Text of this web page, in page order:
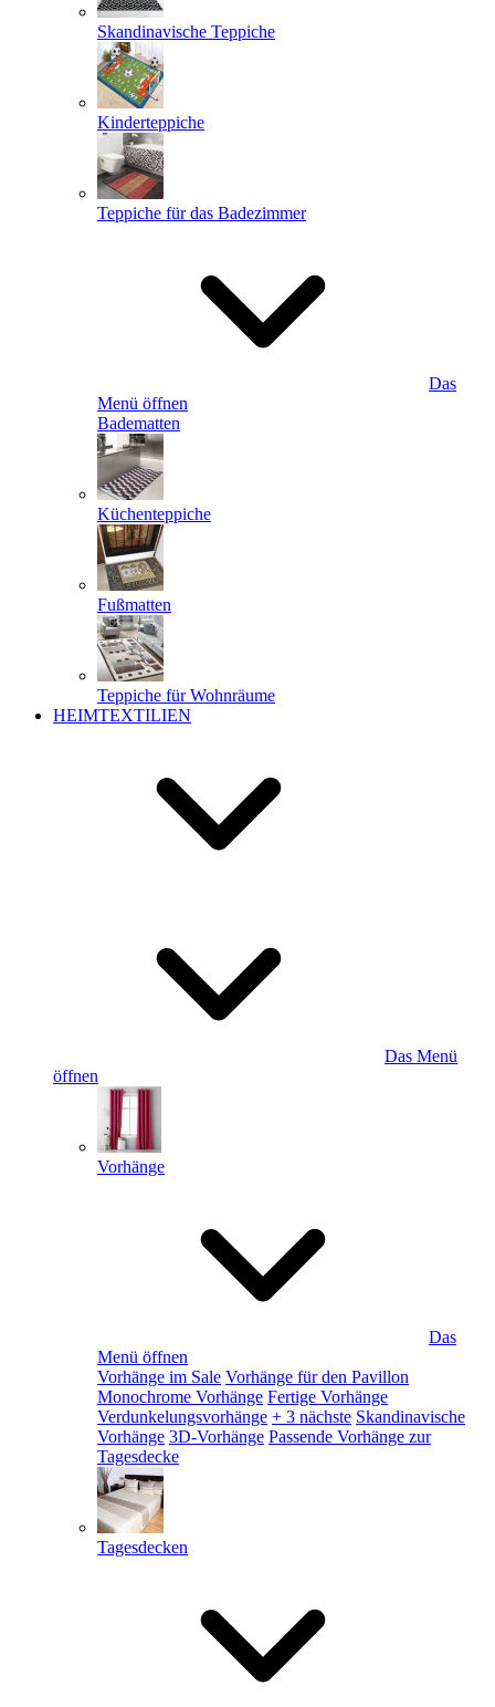
Skandinavische Teppiche
Kinderteppiche
Teppiche für das Badezimmer
Das
Menü öffnen
Badematten
Küchenteppiche
Fußmatten
Teppiche für Wohnräume
HEIMTEXTILIEN
Das Menü
öffnen
Vorhänge
Das
Menü öffnen
Vorhänge im Sale Vorhänge für den Pavillon
Monochrome Vorhänge Fertige Vorhänge
Verdunkelungsvorhänge + 3 nächste Skandinavische
Vorhänge 3D-Vorhänge Passende Vorhänge zur
Tagesdecke
Tagesdecken